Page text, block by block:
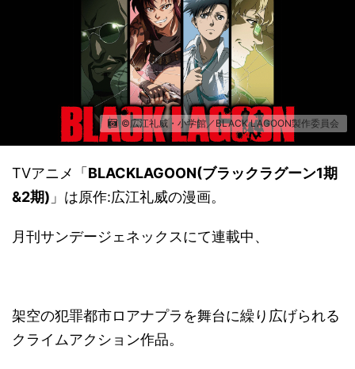
©広江礼威・小学館／BLACK LAGOON製作委員会
TVアニメ「BLACKLAGOON(ブラックラグーン1期
&2期) 」は原作:広江礼威の漫画。
月刊サンデージェネックスにて連載中、
架空の犯罪都市ロアナプラを舞台に繰り広げられる
クライムアクション作品。